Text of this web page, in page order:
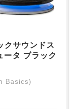
クサウンドス
ータ ブラック
Basics)